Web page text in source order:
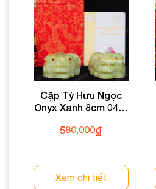
Cặp Tỳ Hưu Ngọc
Onyx Xanh 8cm 047-
580.000₫
Xem chi tiết